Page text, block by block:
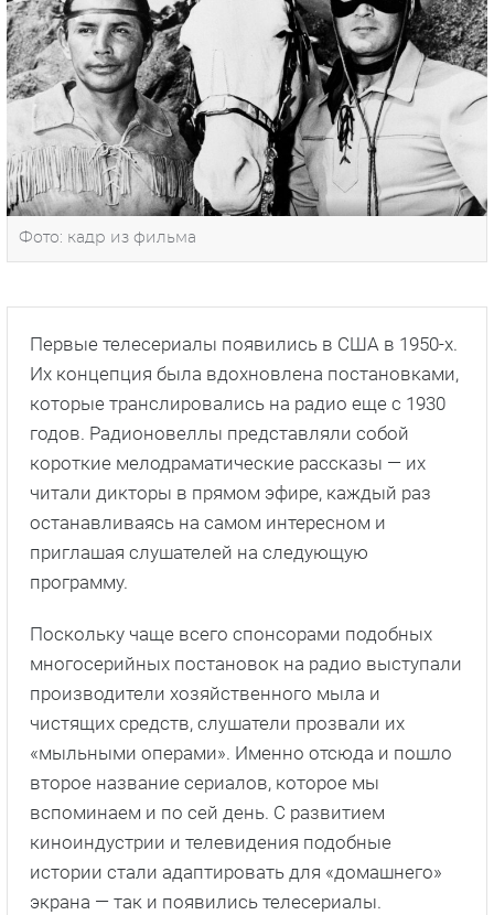
Фото: кадр из фильма
Первые телесериалы появились в США в 1950-х.
Их концепция была вдохновлена постановками,
которые транслировались на радио еще с 1930
годов. Радионовеллы представляли собой
короткие мелодраматические рассказы — их
читали дикторы в прямом эфире, каждый раз
останавливаясь на самом интересном и
приглашая слушателей на следующую
программу.
Поскольку чаще всего спонсорами подобных
многосерийных постановок на радио выступали
производители хозяйственного мыла и
чистящих средств, слушатели прозвали их
«мыльными операми». Именно отсюда и пошло
второе название сериалов, которое мы
вспоминаем и по сей день. С развитием
киноиндустрии и телевидения подобные
истории стали адаптировать для «домашнего»
экрана — так и появились телесериалы.